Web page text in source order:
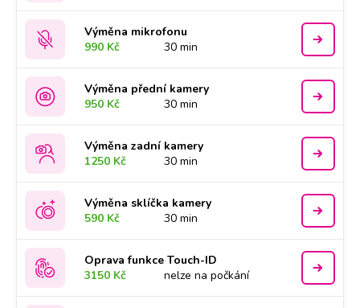
Výměna mikrofonu
990 Kč
30 min
Výměna přední kamery
950 Kč
30 min
Výměna zadní kamery
1250 Kč
30 min
Výměna sklíčka kamery
590 Kč
30 min
Oprava funkce Touch-ID
3150 Kč
nelze na počkání